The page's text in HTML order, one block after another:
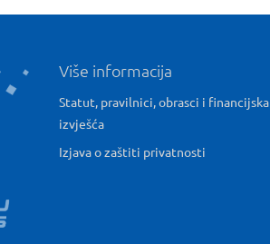
Više informacija
Statut, pravilnici, obrasci i financijska
izvješća
Izjava o zaštiti privatnosti